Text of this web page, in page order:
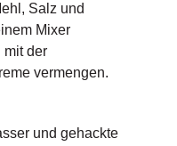
Salz und
Mixer
mit der
vermengen.
und gehackte